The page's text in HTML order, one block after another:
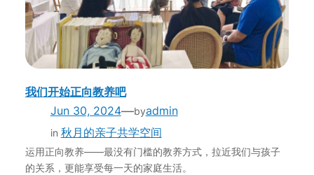
我们开始正向教养吧
Jun 30, 2024—byadmin
in 秋月的亲子共学空间
运用正向教养——最没有门槛的教养方式，拉近我们与孩子
的关系，更能享受每一天的家庭生活。